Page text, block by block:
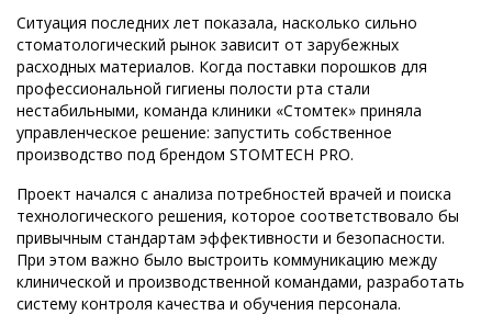
Ситуация последних лет показала, насколько сильно
стоматологический рынок зависит от зарубежных
расходных материалов. Когда поставки порошков для
профессиональной гигиены полости рта стали
нестабильными, команда клиники «Стомтек» приняла
управленческое решение: запустить собственное
производство под брендом STOMTECH PRO.
Проект начался с анализа потребностей врачей и поиска
технологического решения, которое соответствовало бы
привычным стандартам эффективности и безопасности.
При этом важно было выстроить коммуникацию между
клинической и производственной командами, разработать
систему контроля качества и обучения персонала.